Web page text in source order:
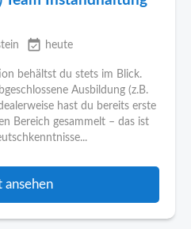
event_available heute
behältst du stets im Blick.
Ausbildung (z.B.
hast du bereits erste
Bereich gesammelt – das ist
ansehen